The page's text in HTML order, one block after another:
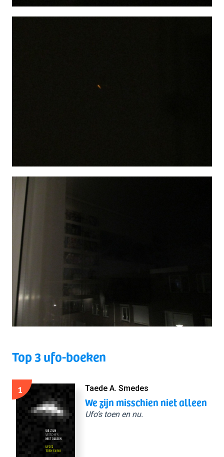
Top 3 ufo-boeken
1 Taede A. Smedes
We zijn misschien niet alleen
Ufo’s toen en nu.